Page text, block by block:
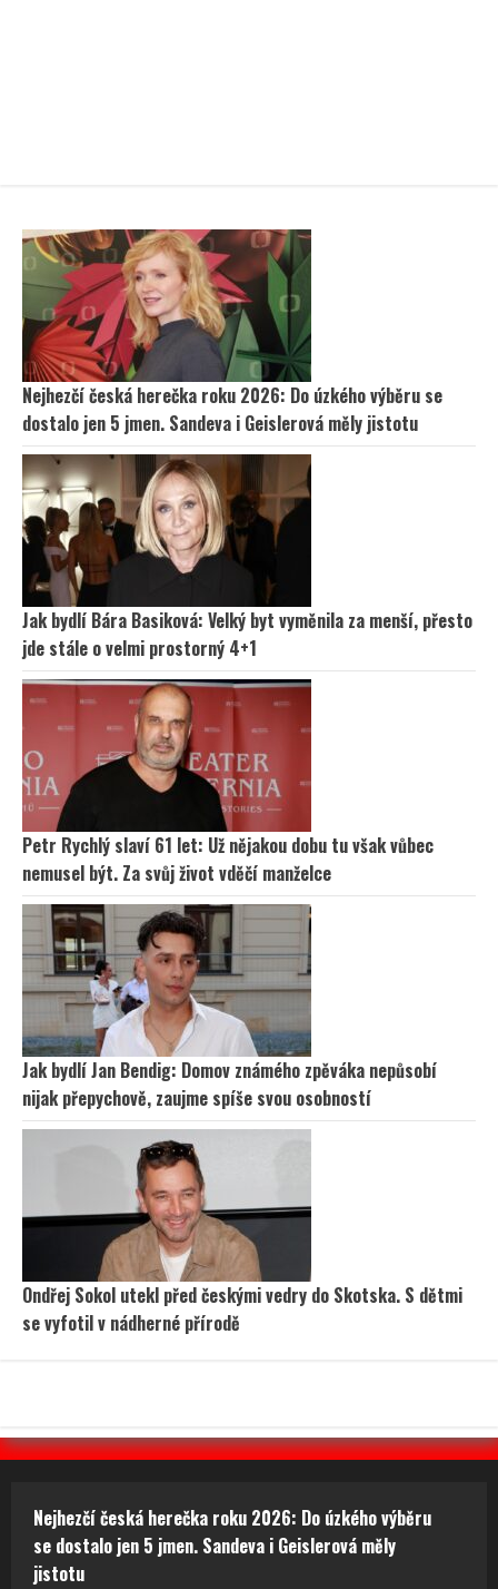
Nejhezčí česká herečka roku 2026: Do úzkého výběru se
dostalo jen 5 jmen. Sandeva i Geislerová měly jistotu
Jak bydlí Bára Basiková: Velký byt vyměnila za menší, přesto
jde stále o velmi prostorný 4+1
Petr Rychlý slaví 61 let: Už nějakou dobu tu však vůbec
nemusel být. Za svůj život vděčí manželce
Jak bydlí Jan Bendig: Domov známého zpěváka nepůsobí
nijak přepychově, zaujme spíše svou osobností
Ondřej Sokol utekl před českými vedry do Skotska. S dětmi
se vyfotil v nádherné přírodě
Nejhezčí česká herečka roku 2026: Do úzkého výběru
se dostalo jen 5 jmen. Sandeva i Geislerová měly
jistotu